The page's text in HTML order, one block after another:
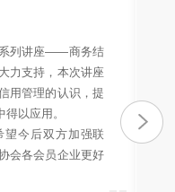
列讲座——商务结
力支持，本次讲座
用管理的认识，提
以应用。
今后双方加强联
会各会员企业更好